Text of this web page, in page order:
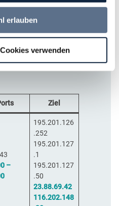
erlauben
verwenden
168.119.166
163
188.34.197.
Ziel
–
195.201.126
.252
195.201.127
.1
195.201.127
.50
23.88.69.42
116.202.148